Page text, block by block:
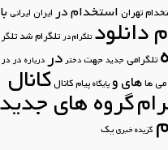
تهراناستخدام درایرانایرانیبا
دانلودتلگرام درتلگرام شدتلگرام
تلگرامیجدید جهتدختردر درباره در در
ها هایو پایگاهپیامکانالکانال
گروه های جدید
گزیده خبرییک